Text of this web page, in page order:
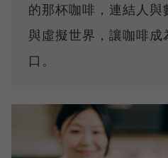
的那杯咖啡，連結人
與虛擬世界，讓咖啡成
口。